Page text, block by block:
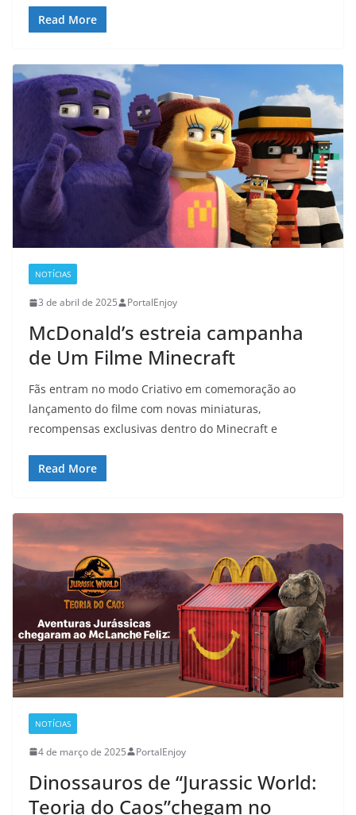
Read More
NOTÍCIAS
3 de abril de 2025 PortalEnjoy
McDonald’s estreia campanha
de Um Filme Minecraft
Fãs entram no modo Criativo em comemoração ao
lançamento do filme com novas miniaturas,
recompensas exclusivas dentro do Minecraft e
Read More
NOTÍCIAS
4 de março de 2025 PortalEnjoy
Dinossauros de “Jurassic World:
Teoria do Caos”chegam no